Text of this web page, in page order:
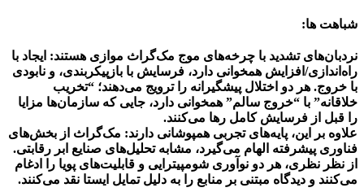
شباهت ها:
نردبان‌های تشدید با چرخه‌های موج مک‌گراث موازی هستند: ایجاد با
راه‌اندازی/افزایش همخوانی دارد، فرسایش با بازپیکربندی، و نابودی
با خروج. هر دو اختلال پیشگیرانه را ترویج می‌دهند؛ “تخریب
خلاقانه” با “خروج سالم” همخوانی دارد، جایی که سازمان‌ها مزایا
را قبل از فرسایش کامل رها می‌کنند.
علاوه بر این، پایه‌های تجربی همپوشانی دارند: مک‌گراث از بخش‌های
فناوری پیشرفته الهام می‌گیرد، مشابه تحلیل‌های صنایع ابر رقابتی.
از نظر نظری، هر دو نوآوری شومپیترایی و قابلیت‌های پویا را ادغام
می‌کنند و دیدگاه مبتنی بر منابع را به دلیل تمایل ایستا نقد می‌کنند.